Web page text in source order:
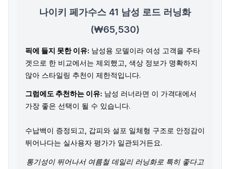
나이키 페가수스 41 남성 로드 러닝화
(₩65,530)
픽에 들지 못한 이유: 남성용 모델이라 여성 고객을 주타
겟으로 한 비교에서는 제외했고, 색상 정보가 명확하지
않아 스타일링 추천이 제한적입니다.
그럼에도 추천하는 이유: 남성 러너라면 이 가격대에서
가장 좋은 선택이 될 수 있습니다.
수납백이 증정되고, 갑피와 설포 일체형 구조로 안정감이
뛰어나다는 실사용자 평가가 일관되거든요.
통기성이 뛰어나서 여름철 데일리 러닝화로 특히 좋다고